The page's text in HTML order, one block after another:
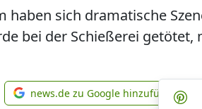
sich dramatische
bei der Schießerei getötet,
news.de zu Google
news.de zu Google hinzufügen